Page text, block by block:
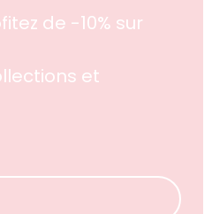
de -10% sur
et